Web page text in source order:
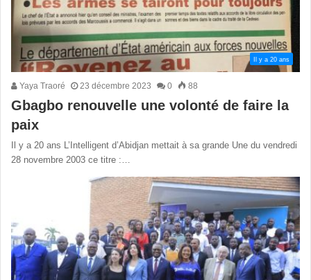
Il y a 20 ans
Yaya Traoré 23 décembre 2023 0 88
Gbagbo renouvelle une volonté de faire la
paix
Il y a 20 ans L’Intelligent d’Abidjan mettait à sa grande Une du vendredi
28 novembre 2003 ce titre :…